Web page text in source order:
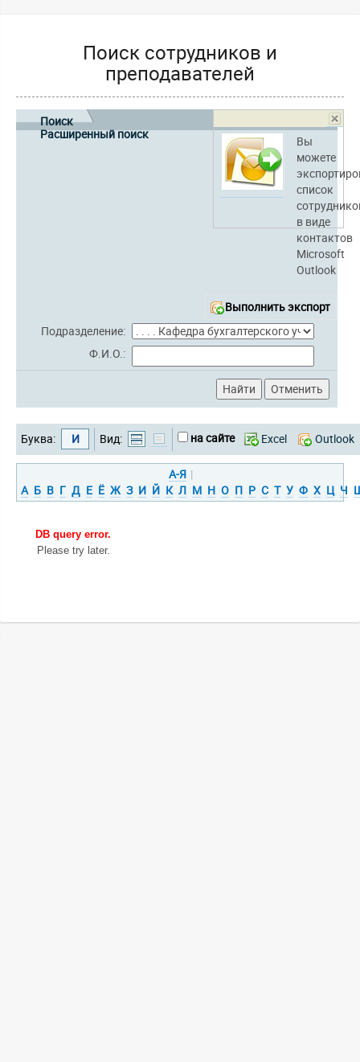
Поиск сотрудников и
преподавателей
Вы
можете
список
в виде
контактов
Microsoft
Outlook
Выполнить экспорт
Поиск
Расширенный поиск
Подразделение:
Ф.И.О.:
Буква: И Вид: на сайте Excel Outlook
А-Я |
А Б В Г Д Е Ё Ж З И Й К Л М Н О П Р С Т У Ф Х Ц Ч
DB query error.
Please try later.